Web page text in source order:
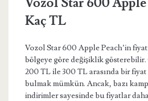
Kaç TL
Vozol Star 600 Apple Peach’in
bölgeye göre değişiklik
200 TL ile 300 TL arasında bir fiyat
bulmak mümkün. Ancak, bazı
indirimler sayesinde bu fiyatlar